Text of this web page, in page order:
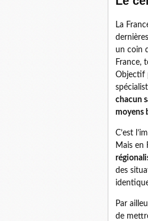
La
un coin
France,
Objectif
chacun
moyens
C’est
Mais en
des
Par
de